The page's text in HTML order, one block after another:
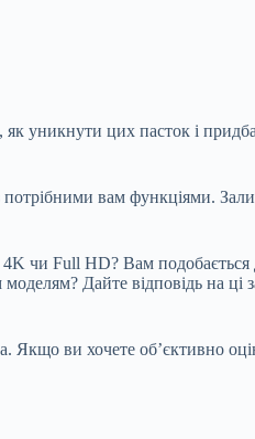
уникнути цих пасток і
потрібними вам функціями.
чи Full HD? Вам подобається
Дайте відповідь на ці
Якщо ви хочете об’єктивно